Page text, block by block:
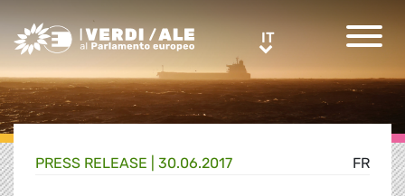
Greens/EFA Home ITIT
FR
PRESS RELEASE | 30.06.2017